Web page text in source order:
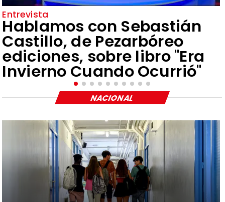
Entrevista
Hablamos con Sebastián
Castillo, de Pezarbóreo
ediciones, sobre libro "Era
Invierno Cuando Ocurrió"
NACIONAL